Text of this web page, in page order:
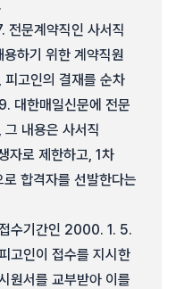
문계약직인 사서직
하기 위한 계약직원
고인의 결재를 순차
대한매일신문에 전문
내용은 사서직
자로 제한하고, 1차
합격자를 선발한다는
수기간인 2000. 1. 5.
고인이 접수를 지시한
원서를 교부받아 이를